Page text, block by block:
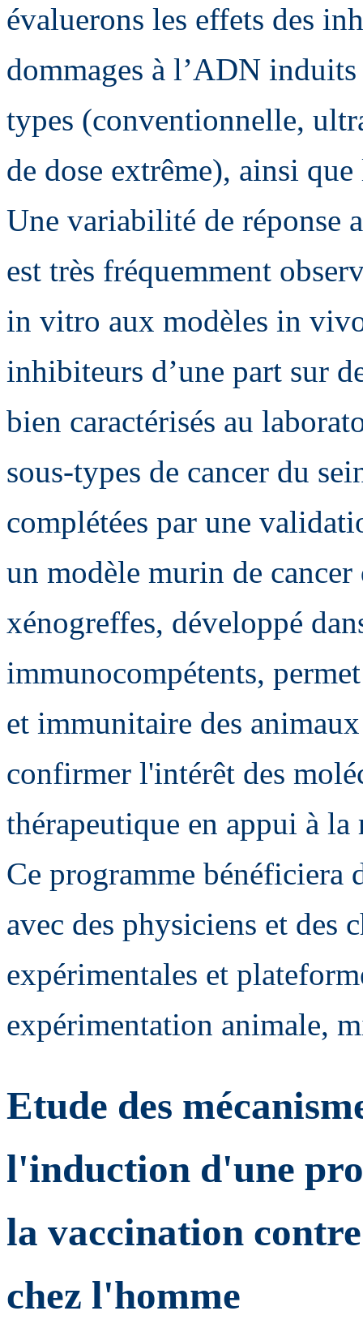
évaluerons les effets des
dommages à l’ADN
types (conventionnelle,
de dose extrême), ainsi que
Une variabilité de réponse
est très fréquemment
in vitro aux modèles in
inhibiteurs d’une part sur
bien caractérisés au
sous-types de cancer du
complétées par une
un modèle murin de
xénogreffes, développé
immunocompétents,
et immunitaire des
confirmer l'intérêt des
thérapeutique en appui à la
Ce programme bénéficiera
avec des physiciens et des
expérimentales et
expérimentation animale,
Etude des
l'induction d'une
la vaccination
chez l'homme